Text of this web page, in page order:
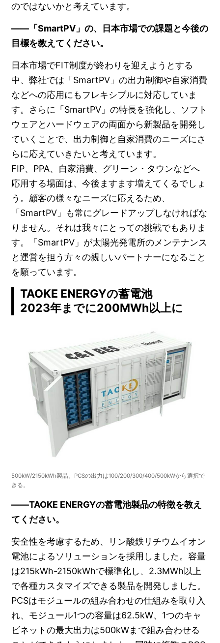
のではないかと考えています。
――「SmartPV」の、日本市場での課題と今後の
目標を教えてください。
日本市場でFIT制度が終わりを迎えようとする
中、弊社では「SmartPV」の出力制御や自家消費
などへの応用にもフレキシブルに対応していま
す。さらに「SmartPV」の特長を強化し、ソフト
ウェアとハードウェアの両面から新製品を開発し
ていくことで、出力制御と自家消費のニーズにさ
らに応えていきたいと考えています。
FIP、PPA、自家消費、グリーン・タウンなどへ
応用する場面は、今後ますます増えてくるでしょ
う。顧客の様々なニーズに応えるため、
「SmartPV」も常にグレードアップしなければな
りません。それは我々にとっての挑戦でもありま
す。「SmartPV」が太陽光発電所のメンテナンス
と運営を担う方々の親しいパートナーになること
を願っています。
TAOKE ENERGYの蓄電池
2023年までに200MWh以上に
500kW/2150kWh製品。PCSの出力は100/200/300/400/500kWから選択で
きる。
――TAOKE ENERGYの蓄電池製品の特徴を教え
てください。
安全性を考慮するため、リン酸鉄リチウムイオン
電池によるソリューションを採用しました。容量
は215kWh-2150kWhで標準化し、2.3MWh以上
で各種カスタマイズできる製品を開発しました。
PCSはモジュールの組み合わせの仕組みを取り入
れ、モジュール1つの容量は62.5kW、1つのキャ
ビネットの最大出力は500kWまで組み合わせる